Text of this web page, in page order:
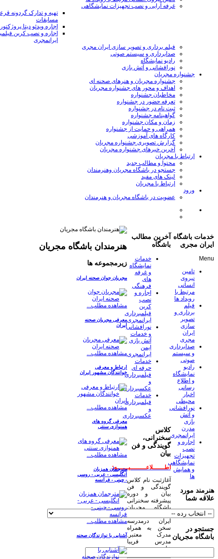
غرفه آرایی و نصب تجهیزات نمایشگاهی
تهیه و تدارک گردونه
مسابقات
اجاره ویدئو دیتا
اجاره و نصب کرین
ایرانمجری
فیلم برداری و تصویر سازی ایران مجری
صدابرداری و سیستم صوتی
رادیو نمایشگاه
نورافشانی و آتش بازی
جشنواره مجریان
جشنواره مجریان و هنرهای صحنه ای
اهداف و محور های جشنواره مجریان
مخاطبان جشنواره
تعرفه حضور در جشنواره
ثبت نام در جشنواره
گواهینامه جشنواره
زمان و مکان جشنواره
همراهی و حمایت از جشنواره
کارگاه های آموزشی
گزارش تصویری جشنواره مجریان
آخرین خبرهای جشنواره مجریان
ارتباط با مجریان
محتوا و مطالب جدید
جستجو در باشگاه مجریان وهنرمندان
لینک های مفید
ارتباط با مجریان
ورود
عضویت در باشگاه مجریان و هنرمندان
هنرمندان باشگاه مجریان
زیرمجموعه ها
مجریان جوان صحنه ایران
مشاهده مطلب...
معرفی مجریان صحنه
ایران
مشاهده مطلب...
ارتباط و معرفی
خوانندگان مشهور ایران
مشاهده مطلب...
معرفی گروه های
همنوازی سنتی
مشاهده مطلب...
مترجمان همزبان
انگلیسی - عربی - روسی
- چینی - فرانسه
مشاهده مطلب...
آشنایی با نوازندگان صحنه
آخرین مطالب
باشگاه
خدمات
نمایشگاه
و غرفه
های
فرهنگی
اجاره و
نصب
کرین
فیلمبرداری
ایرانمجری
نورافشانی
و خدمات
آتش بازی
ایمن
ایرانمجری
خدمات
حرفه ای
فیلمبرداری
و
عکسبرداری
خدمات
فیلمبرداری
و
عکسبرداری
کلاس
سخنرانی،
گویندگی و فن
بیان
اطــــــلاعــــــــیــــــه:
آغازثبت نام کلاس
گویندگی و فن
بیان و دوره
پیشرفته سخنرانی
باشگاه مجریان
ایران درمدرسه
سخن به همراه
مدرک معتبر.
مدرس فریبا
علومی یزدی
خدمات باشگاه
ایران مجری
Menu
تامین
نیروی
انسانی
مرتبط با
رویداد ها
فیلم
برداری و
تصویر
سازی
ایران
مجری
صدابرداری
و سیستم
صوتی
رادیو
نمایشگاه
و اطلاع
رسانی
اخبار
محیطی
نورافشانی
و آتش
بازی
مدرن
ایرانمجری
اجاره و
نصب
تجهیزات
نمایشگاهی
و همایش
ها
هنرمند مورد
علاقه شما
جستجو در
باشگاه مجریان